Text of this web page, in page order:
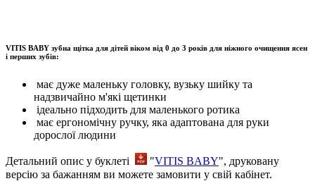
VITIS BABY зубна щітка для дітей віком від 0 до 3 років для ніжного очищення ясен
і перших зубів:
має дуже маленьку головку, вузьку шийку та
надзвичайно м'які щетинки
ідеально підходить для маленького ротика
має ергономічну ручку, яка адаптована для руки
дорослої людини
Детальний опис у буклеті "VITIS BABY", друковану
версію за бажанням ви можете замовити у свій кабінет.